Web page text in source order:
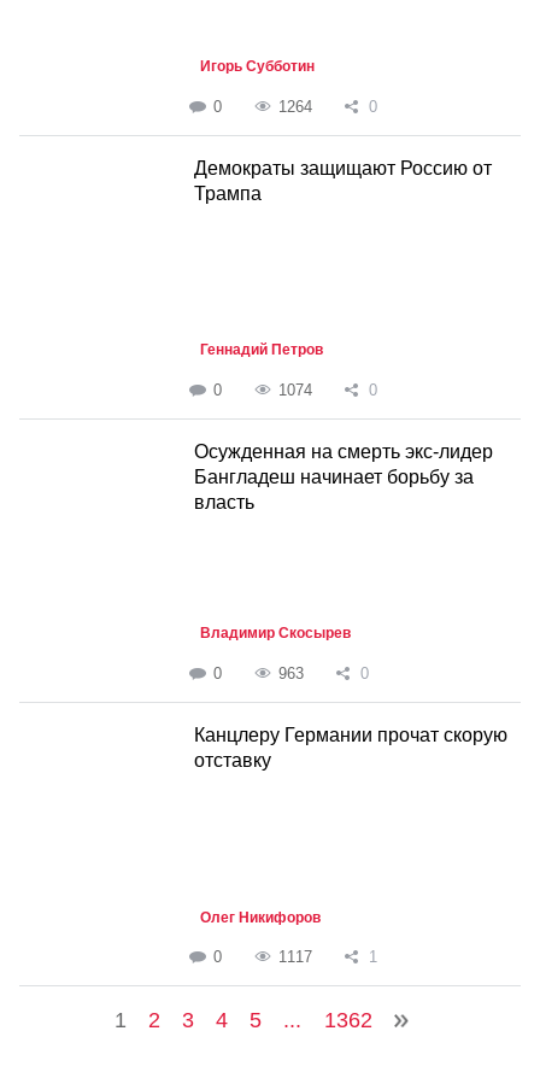
Игорь Субботин
0 1264 0
Демократы защищают Россию от
Трампа
Геннадий Петров
0 1074 0
Осужденная на смерть экс-лидер
Бангладеш начинает борьбу за
власть
Владимир Скосырев
0 963 0
Канцлеру Германии прочат скорую
отставку
Олег Никифоров
0 1117 1
1 2 3 4 5 ... 1362